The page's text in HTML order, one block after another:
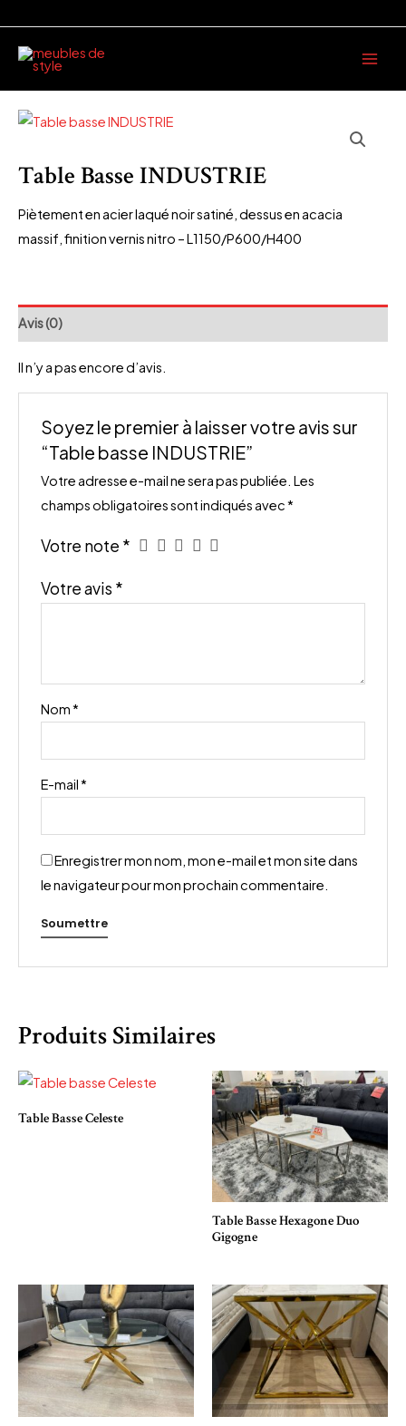
contenu
Table Basse INDUSTRIE
Piètement en acier laqué noir satiné, dessus en acacia
massif, finition vernis nitro – L1150/P600/H400
Avis (0)
Il n’y a pas encore d’avis.
Soyez le premier à laisser votre avis sur
“Table basse INDUSTRIE”
Votre adresse e-mail ne sera pas publiée. Les
champs obligatoires sont indiqués avec*
Votre note *
Votre avis *
Nom*
E-mail*
Enregistrer mon nom, mon e-mail et mon site dans
le navigateur pour mon prochain commentaire.
Produits Similaires
Table Basse Celeste
Table Basse Hexagone Duo
Gigogne